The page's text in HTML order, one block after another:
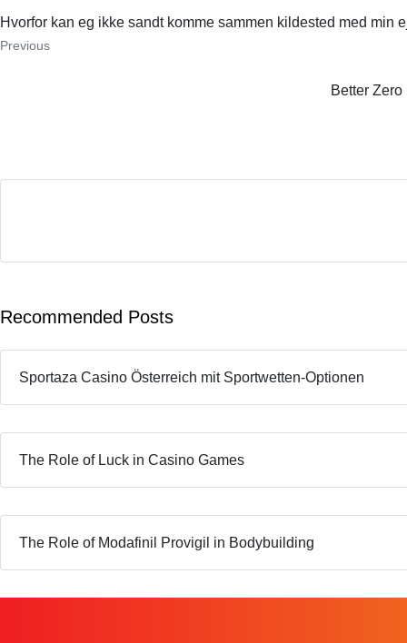
Hvorfor kan eg ikke sandt komme sammen kildested med
Previous
Better
Recommended Posts
Sportaza Casino Österreich mit Sportwetten-Optionen
The Role of Luck in Casino Games
The Role of Modafinil Provigil in Bodybuilding